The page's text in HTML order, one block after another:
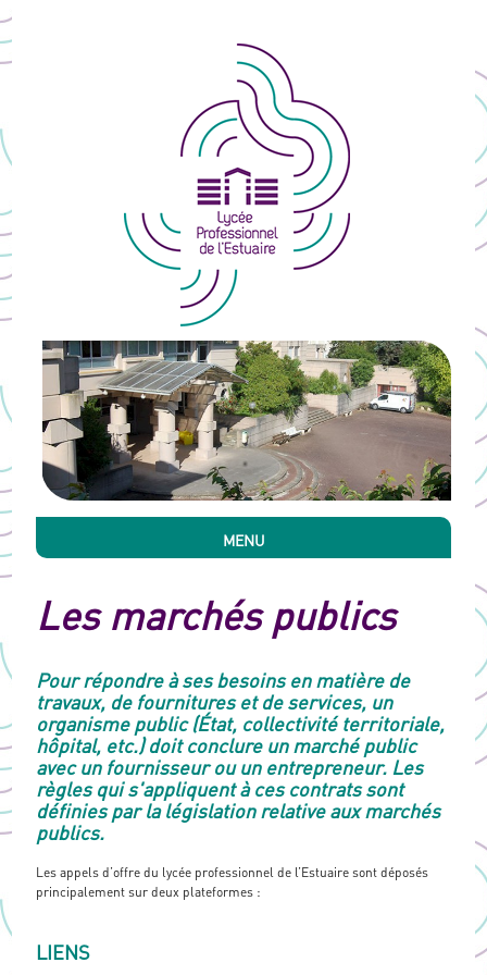
MENU
Les marchés publics
Pour répondre à ses besoins en matière de
travaux, de fournitures et de services, un
organisme public (État, collectivité territoriale,
hôpital, etc.) doit conclure un marché public
avec un fournisseur ou un entrepreneur. Les
règles qui s'appliquent à ces contrats sont
définies par la législation relative aux marchés
publics.
Les appels d’offre du lycée professionnel de l’Estuaire sont déposés
principalement sur deux plateformes :
LIENS